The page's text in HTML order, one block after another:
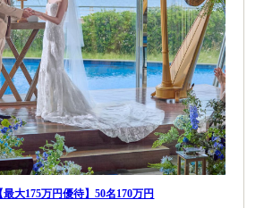
大175万円優待】50名170万円